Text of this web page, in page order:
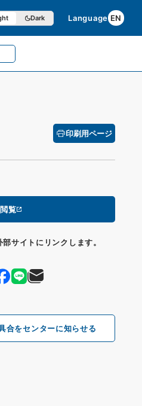
Dark Language EN
印刷用ページ
閲覧
サイトにリンクします。
合をセンターに知らせる